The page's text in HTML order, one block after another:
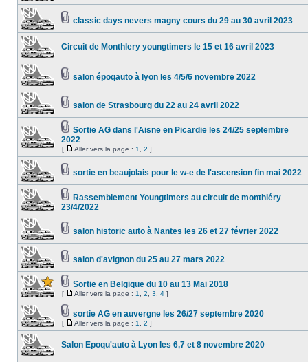
classic days nevers magny cours du 29 au 30 avril 2023
Circuit de Monthlery youngtimers le 15 et 16 avril 2023
salon époqauto à lyon les 4/5/6 novembre 2022
salon de Strasbourg du 22 au 24 avril 2022
Sortie AG dans l'Aisne en Picardie les 24/25 septembre
2022
[ Aller vers la page : 1 2 ]
sortie en beaujolais pour le w-e de l'ascension fin mai 2022
Rassemblement Youngtimers au circuit de monthléry
23/4/2022
salon historic auto à Nantes les 26 et 27 février 2022
salon d'avignon du 25 au 27 mars 2022
Sortie en Belgique du 10 au 13 Mai 2018
[ Aller vers la page : 1 2 3 4 ]
sortie AG en auvergne les 26/27 septembre 2020
[ Aller vers la page : 1 2 ]
Salon Epoqu'auto à Lyon les 6,7 et 8 novembre 2020